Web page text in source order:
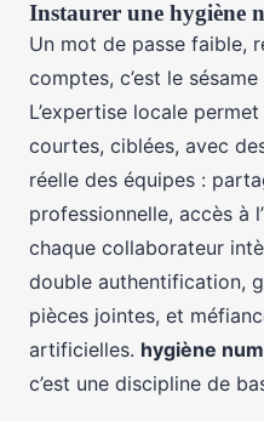
Instaurer une hygiène
Un mot de passe faible,
comptes, c’est le
L’expertise locale
courtes, ciblées, avec
réelle des équipes :
professionnelle, accès à
chaque collaborateur
double authentification,
pièces jointes, et
artificielles. hygiène
c’est une discipline de